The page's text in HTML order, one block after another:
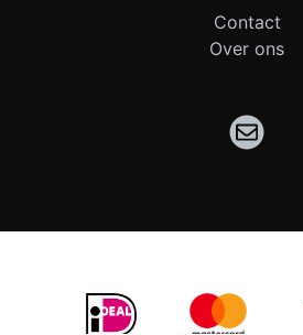
Contact
Over ons